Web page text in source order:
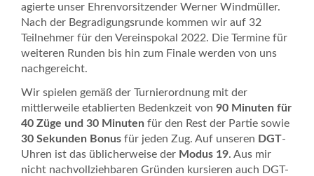
agierte unser Ehrenvorsitzender Werner Windmüller.
Nach der Begradigungsrunde kommen wir auf 32
Teilnehmer für den Vereinspokal 2022. Die Termine für
weiteren Runden bis hin zum Finale werden von uns
nachgereicht.
Wir spielen gemäß der Turnierordnung mit der
mittlerweile etablierten Bedenkzeit von 90 Minuten für
40 Züge und 30 Minuten für den Rest der Partie sowie
30 Sekunden Bonus für jeden Zug. Auf unseren DGT-
Uhren ist das üblicherweise der Modus 19. Aus mir
nicht nachvollziehbaren Gründen kursieren auch DGT-